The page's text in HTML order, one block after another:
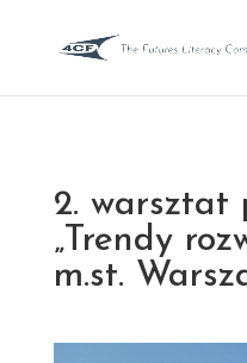
2. warsztat
„Trendy
m.st.